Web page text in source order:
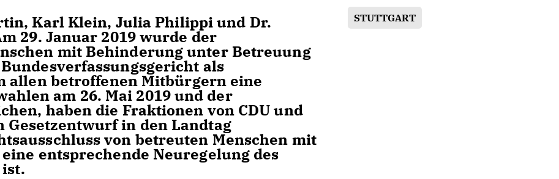
Karl Klein, Julia Philippi und Dr.
29. Januar 2019 wurde der
mit Behinderung unter Betreuung
als
allen betroffenen Mitbürgern eine
am 26. Mai 2019 und der
haben die Fraktionen von CDU und
in den Landtag
von betreuten Menschen mit
entsprechende Neuregelung des
STUTTGART